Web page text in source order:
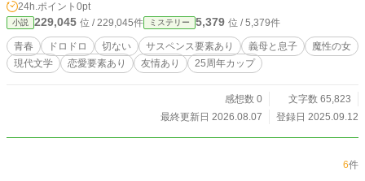
24h.ポイント 0pt
小説 229,045 位 / 229,045件 ミステリー 5,379 位 / 5,379件
青春 ドロドロ 切ない サスペンス要素あり 義母と息子
魔性の女
現代文学
恋愛要素あり 友情あり 25周年カップ
感想数 0
文字数 65,823
最終更新日 2026.08.07
登録日 2025.09.12
6件